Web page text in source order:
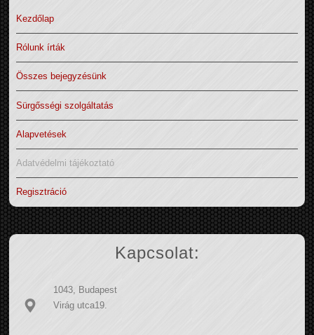
Kezdőlap
Rólunk írták
Összes bejegyzésünk
Sürgősségi szolgáltatás
Alapvetések
Adatvédelmi tájékoztató
Regisztráció
Kapcsolat:
1043, Budapest
Virág utca19.